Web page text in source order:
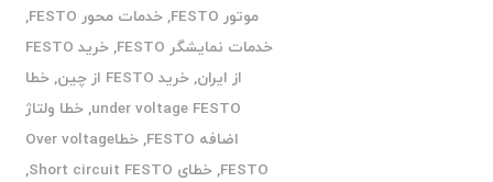
موتور FESTO
,خدمات محور FESTO
,
خدمات نمایشگر FESTO
,
خرید FESTO
از ایران,خرید FESTO از چین ,خطا
under voltage FESTO
,خطا ولتاژ
اضافه FESTO
,
خطاOver voltage
FESTO
,خطای Short circuit FESTO
,